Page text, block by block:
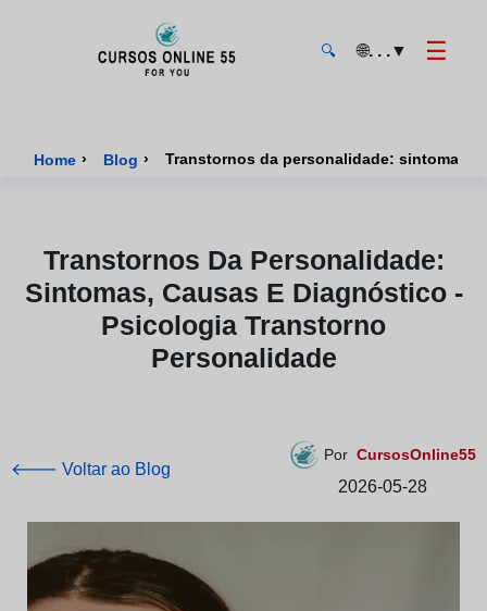
🔍 🌐. . .▼ ☰
Home › Blog › Transtornos da personalidade: sintomas,
Transtornos Da Personalidade:
Sintomas, Causas E Diagnóstico -
Psicologia Transtorno
Personalidade
🡐 Voltar ao Blog
Por CursosOnline55
2026-05-28